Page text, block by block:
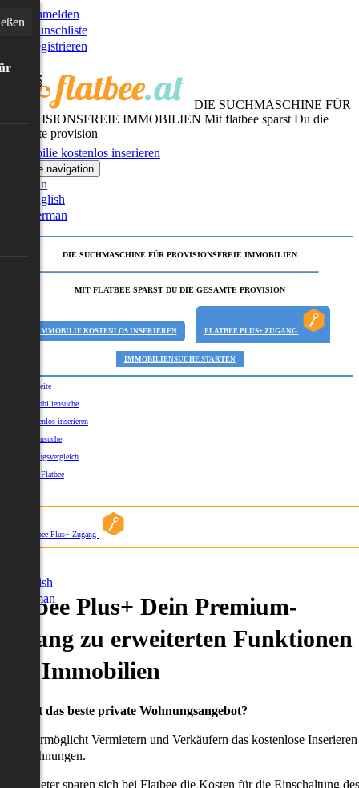
Anmelden
Wunschliste
Registrieren
DIE SUCHMASCHINE FÜR
PROVISIONSFREIE IMMOBILIEN Mit flatbee sparst Du die
gesamte provision
Immobilie kostenlos inserieren
Toggle navigation
German
English
German
DIE SUCHMASCHINE FÜR PROVISIONSFREIE IMMOBILIEN
MIT FLATBEE SPARST DU DIE GESAMTE PROVISION
IMMOBILIE KOSTENLOS INSERIEREN FLATBEE PLUS+ ZUGANG
IMMOBILIENSUCHE STARTEN
Startseite
Immobiliensuche
Kostenlos inserieren
Kartensuche
Umzugsvergleich
Über Flatbee
Flatbee Plus+ Zugang
English
German
Plus+ Dein Premium-
zu erweiterten Funktionen
Immobilien
willst das beste private Wohnungsangebot?
ermöglicht Vermietern und Verkäufern das kostenlose Inserieren
Wohnungen.
Anbieter sparen sich bei Flatbee die Kosten für die Einschaltung des